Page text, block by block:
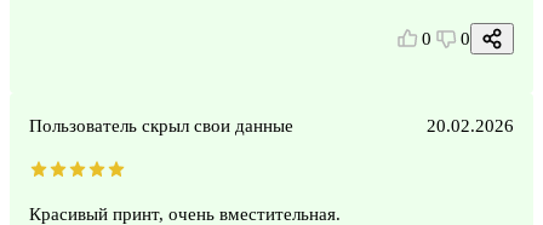
0 0
Пользователь скрыл свои данные 20.02.2026
Красивый принт, очень вместительная.